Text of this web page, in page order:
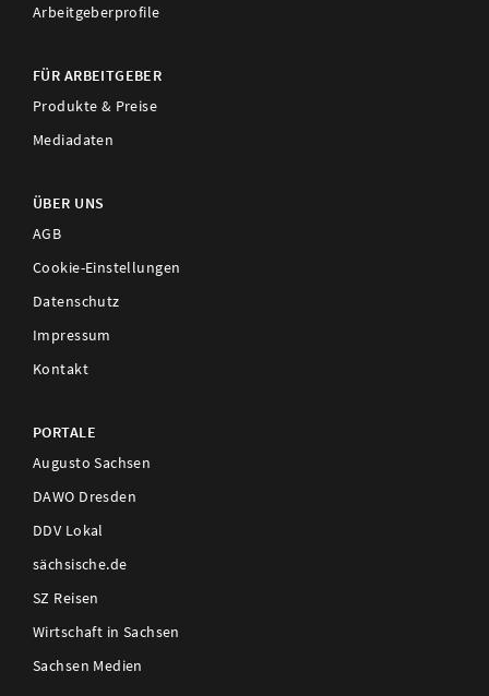
Arbeitgeberprofile
FÜR ARBEITGEBER
Produkte & Preise
Mediadaten
ÜBER UNS
AGB
Cookie-Einstellungen
Datenschutz
Impressum
Kontakt
PORTALE
Augusto Sachsen
DAWO Dresden
DDV Lokal
sächsische.de
SZ Reisen
Wirtschaft in Sachsen
Sachsen Medien